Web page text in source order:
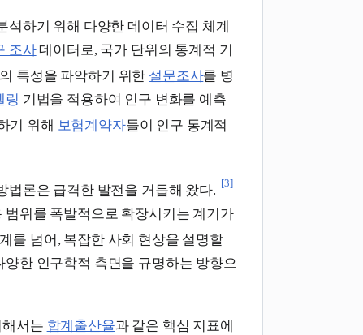
석하기 위해 다양한 데이터 수집 체계
조사데이터로, 국가 단위의 통계적 기
특성을 파악하기 위한 설문조사를 병
링 기법을 적용하여 인구 변화를 예측
기 위해 보험계약자들이 인구 통계적
법론은 급격한 발전을 거듭해 왔다.
[3]
범위를 폭발적으로 확장시키는 계기가
를 넘어, 복잡한 사회 현상을 설명할
양한 인구학적 측면을 규명하는 방향으
서는 합계출산율과 같은 핵심 지표에